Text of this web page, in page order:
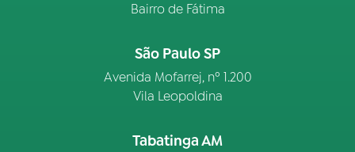
Bairro de Fátima
São Paulo SP
Avenida Mofarrej, nº 1.200
Vila Leopoldina
Tabatinga AM